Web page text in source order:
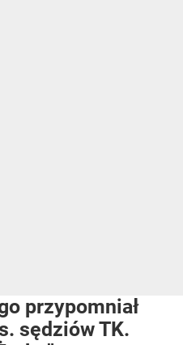
przypomniał
sędziów TK.